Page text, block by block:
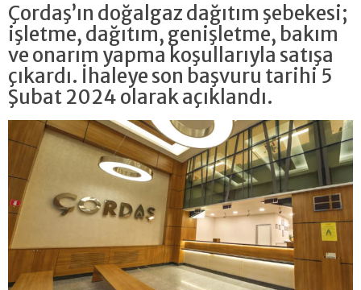
Çordaş’ın doğalgaz dağıtım şebekesi;
işletme, dağıtım, genişletme, bakım
ve onarım yapma koşullarıyla satışa
çıkardı. İhaleye son başvuru tarihi 5
Şubat 2024 olarak açıklandı.